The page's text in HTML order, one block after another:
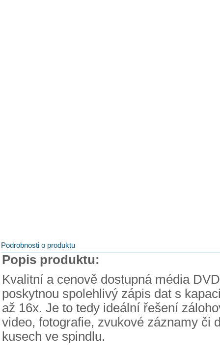
Podrobnosti o produktu
Popis produktu:
Kvalitní a cenově dostupná média
poskytnou spolehlivý zápis dat s
až 16x. Je to tedy ideální řešení
video, fotografie, zvukové záznamy či
kusech ve spindlu.